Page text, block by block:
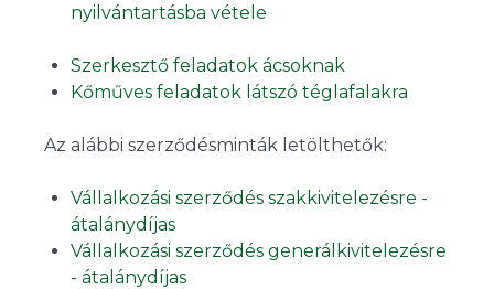
nyilvántartásba vétele
Szerkesztő feladatok ácsoknak
Kőműves feladatok látszó téglafalakra
Az alábbi szerződésminták letölthetők:
Vállalkozási szerződés szakkivitelezésre -
átalánydíjas
Vállalkozási szerződés generálkivitelezésre
- átalánydíjas